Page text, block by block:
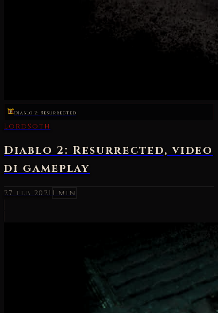
Diablo 2: Resurrected
LordSoth
Diablo 2: Resurrected, video
di gameplay
27 feb 20211 min